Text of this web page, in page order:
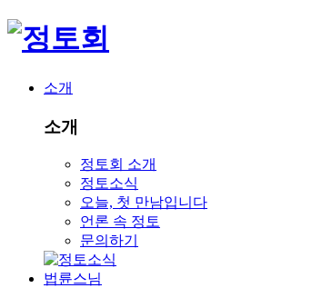
소개
소개
정토회 소개
정토소식
오늘, 첫 만남입니다
언론 속 정토
문의하기
법륜스님